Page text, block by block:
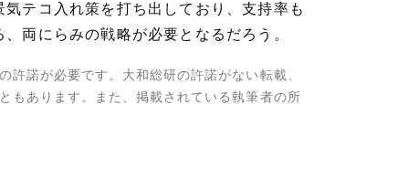
テコ入れ策を打ち出しており、支持率も
両にらみの戦略が必要となるだろう。
諾が必要です。大和総研の許諾がない転載、
もあります。また、掲載されている執筆者の所